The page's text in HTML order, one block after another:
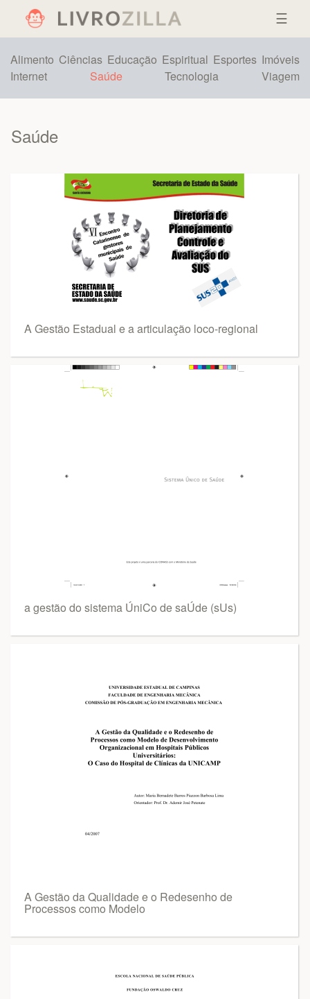
☰
Alimento Ciências Educação Espiritual Esportes Imóveis
Internet
Saúde Tecnologia Viagem
Saúde
A Gestão Estadual e a articulação loco-regional
a gestão do sistema ÚniCo de saÚde (sUs)
A Gestão da Qualidade e o Redesenho de
Processos como Modelo